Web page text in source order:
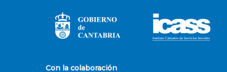
Con la colaboración